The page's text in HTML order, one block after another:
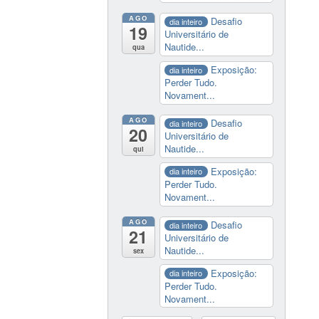
AGO
19
qua
dia inteiro
Desafio
Universitário de
Nautide...
dia inteiro
Exposição:
Perder Tudo.
Novament...
AGO
20
qui
dia inteiro
Desafio
Universitário de
Nautide...
dia inteiro
Exposição:
Perder Tudo.
Novament...
AGO
21
sex
dia inteiro
Desafio
Universitário de
Nautide...
dia inteiro
Exposição:
Perder Tudo.
Novament...